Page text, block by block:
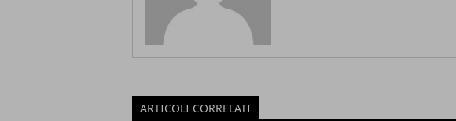
ARTICOLI CORRELATI